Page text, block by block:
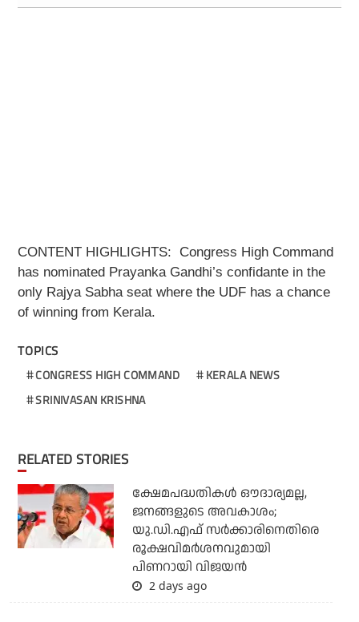
CONTENT HIGHLIGHTS: Congress High Command
has nominated Prayanka Gandhi’s confidante in the
only Rajya Sabha seat where the UDF has a chance
of winning from Kerala.
TOPICS
CONGRESS HIGH COMMAND
KERALA NEWS
SRINIVASAN KRISHNA
RELATED STORIES
ക്ഷേമപദ്ധതികള്‍ ഔദാര്യമല്ല,
ജനങ്ങളുടെ അവകാശം;
യു.ഡി.എഫ് സര്‍ക്കാരിനെതിരെ
രൂക്ഷവിമര്‍ശനവുമായി
പിണറായി വിജയന്‍
2 days ago